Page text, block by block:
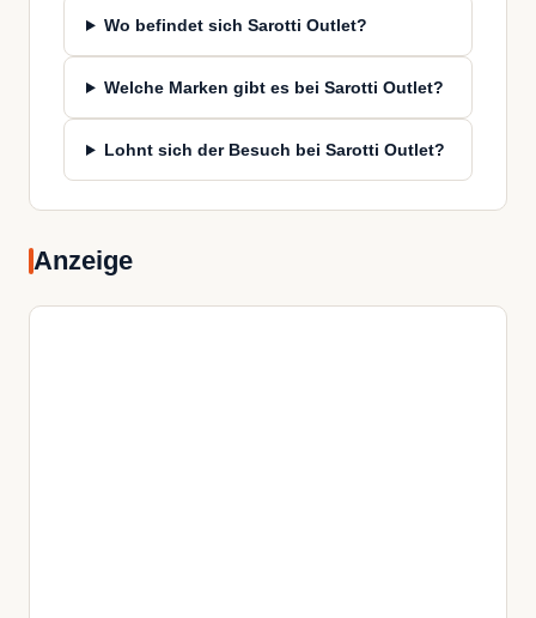
Wo befindet sich Sarotti Outlet?
Welche Marken gibt es bei Sarotti Outlet?
Lohnt sich der Besuch bei Sarotti Outlet?
Anzeige